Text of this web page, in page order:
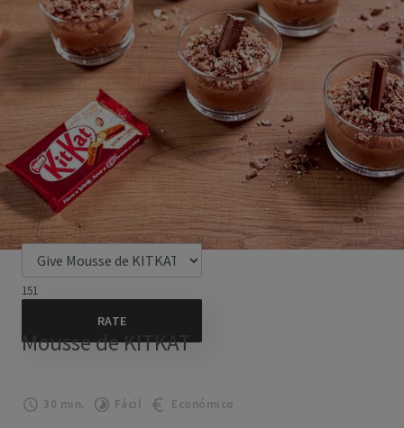
151
Mousse de KITKAT
30 min. Fácil Económico